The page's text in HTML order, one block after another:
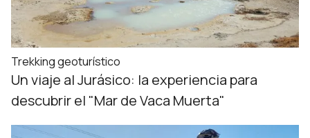
Trekking geoturístico
Un viaje al Jurásico: la experiencia para
descubrir el "Mar de Vaca Muerta"